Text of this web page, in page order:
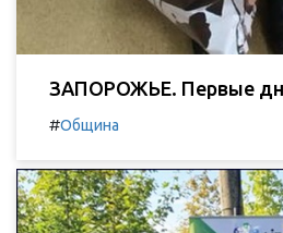
ЗАПОРОЖЬЕ. Первые
#Община